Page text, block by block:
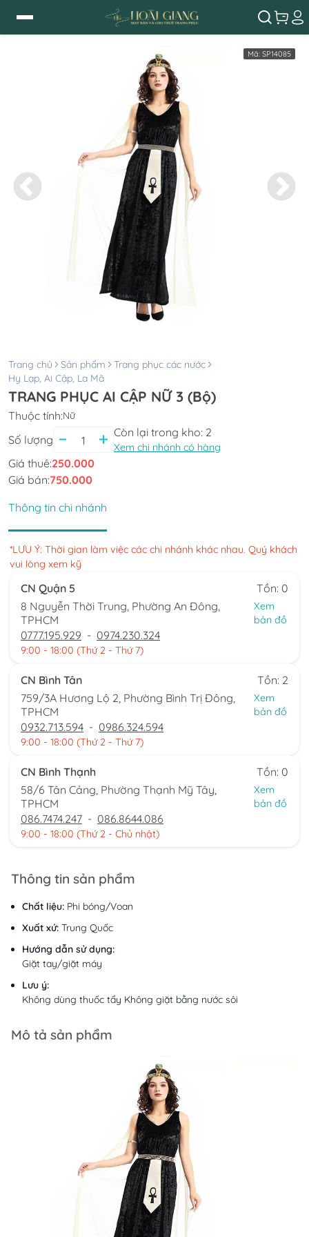
Mã: SP14085
Trang chủ Sản phẩm
Trang phục các nước
Hy Lạp, Ai Cập, La Mã
TRANG PHỤC AI CẬP NỮ 3 (Bộ)
Thuộc tính:Nữ
Số lượng
Còn lại trong kho: 2
Xem chi nhánh có hàng
Giá thuê:250.000
Giá bán:750.000
Thông tin chi nhánh
*LƯU Ý: Thời gian làm việc các chi nhánh khác nhau. Quý khách
vui lòng xem kỹ
CN Quận 5
Tồn: 0
8 Nguyễn Thời Trung, Phường An Đông,
TPHCM
Xem
bản đồ
0777.195.929 - 0974.230.324
9:00 - 18:00 (Thứ 2 - Thứ 7)
CN Bình Tân
Tồn: 2
759/3A Hương Lộ 2, Phường Bình Trị Đông,
TPHCM
Xem
bản đồ
0932.713.594 - 0986.324.594
9:00 - 18:00 (Thứ 2 - Thứ 7)
CN Bình Thạnh
Tồn: 0
58/6 Tân Cảng, Phường Thạnh Mỹ Tây,
TPHCM
Xem
bản đồ
086.7474.247 - 086.8644.086
9:00 - 18:00 (Thứ 2 - Chủ nhật)
Thông tin sản phẩm
Chất liệu: Phi bóng/Voan
Xuất xứ: Trung Quốc
Hướng dẫn sử dụng:
Giặt tay/giặt máy
Lưu ý:
Không dùng thuốc tẩy Không giặt bằng nước sôi
Mô tả sản phẩm